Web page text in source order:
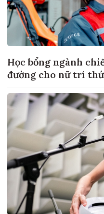
Học bổng ngành
đường cho nữ trí